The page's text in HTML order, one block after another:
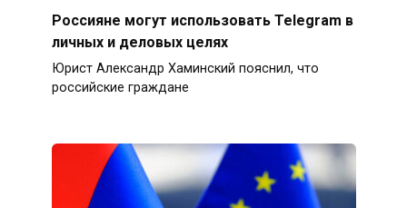
Россияне могут использовать Telegram в
личных и деловых целях
Юрист Александр Хаминский пояснил, что
российские граждане